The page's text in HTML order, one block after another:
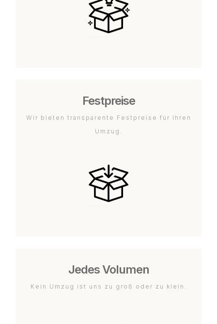
Festpreise
Wir bieten transparente Festpreise für Ihren
Umzug.
Jedes Volumen
Kein Umzug ist uns zu groß oder zu klein.